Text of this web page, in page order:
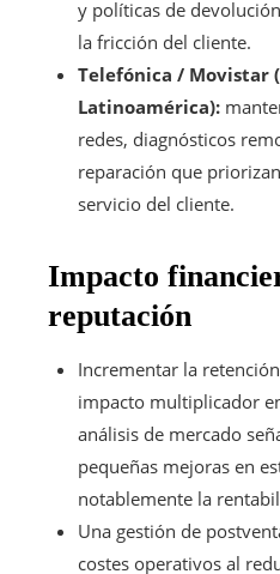
y políticas de
la fricción del cliente.
Telefónica / Movistar
Latinoamérica):
redes, diagnósticos
reparación que
servicio del cliente.
Impacto
reputación
Incrementar la
impacto multiplicador
análisis de mercado
pequeñas mejoras en
notablemente la
Una gestión de
costes operativos al